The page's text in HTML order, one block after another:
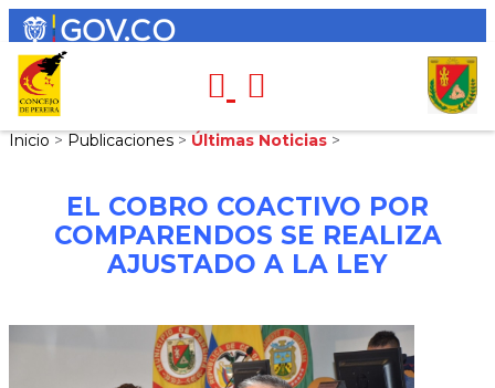
Inicio > Publicaciones > Últimas Noticias >
EL COBRO COACTIVO POR
COMPARENDOS SE REALIZA
AJUSTADO A LA LEY